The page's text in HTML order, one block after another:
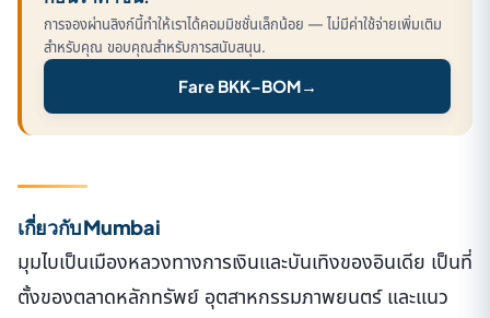
การจองผ่านลิงก์นี้ทำให้เราได้คอมมิชชั่นเล็กน้อย — ไม่มีค่าใช้จ่ายเพิ่มเติม
สำหรับคุณ ขอบคุณสำหรับการสนับสนุน.
Fare BKK–BOM→
เกี่ยวกับ Mumbai
มุมไบเป็นเมืองหลวงทางการเงินและบันเทิงของอินเดีย เป็นที่
ตั้งของตลาดหลักทรัพย์ อุตสาหกรรมภาพยนตร์ และแนว